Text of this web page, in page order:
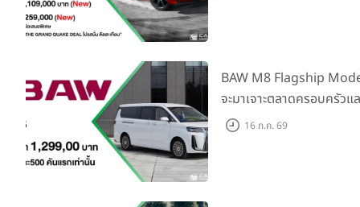
BAW M8 Flagship
จะมาเจาะตลาดครอบครัว
ราคาที่ 1.299 ลบ. (สิทธิพิ
16 ก.ค. 69